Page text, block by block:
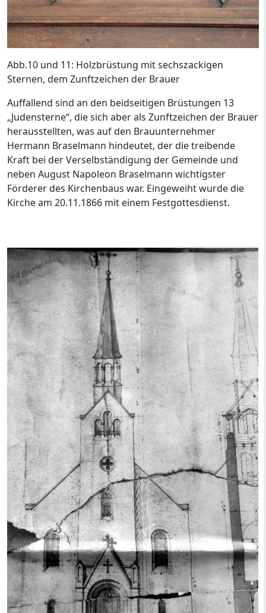
Abb.10 und 11: Holzbrüstung mit sechszackigen
Sternen, dem Zunftzeichen der Brauer
Auffallend sind an den beidseitigen Brüstungen 13
„Judensterne“, die sich aber als Zunftzeichen der Brauer
herausstellten, was auf den Brauunternehmer
Hermann Braselmann hindeutet, der die treibende
Kraft bei der Verselbständigung der Gemeinde und
neben August Napoleon Braselmann wichtigster
Förderer des Kirchenbaus war. Eingeweiht wurde die
Kirche am 20.11.1866 mit einem Festgottesdienst.